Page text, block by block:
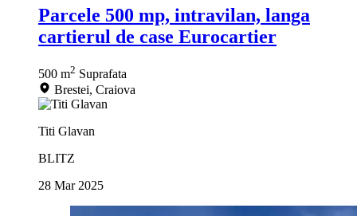
Parcele 500 mp, intravilan, langa
cartierul de case Eurocartier
500 m2 Suprafata
Brestei, Craiova
Titi Glavan
BLITZ
28 Mar 2025